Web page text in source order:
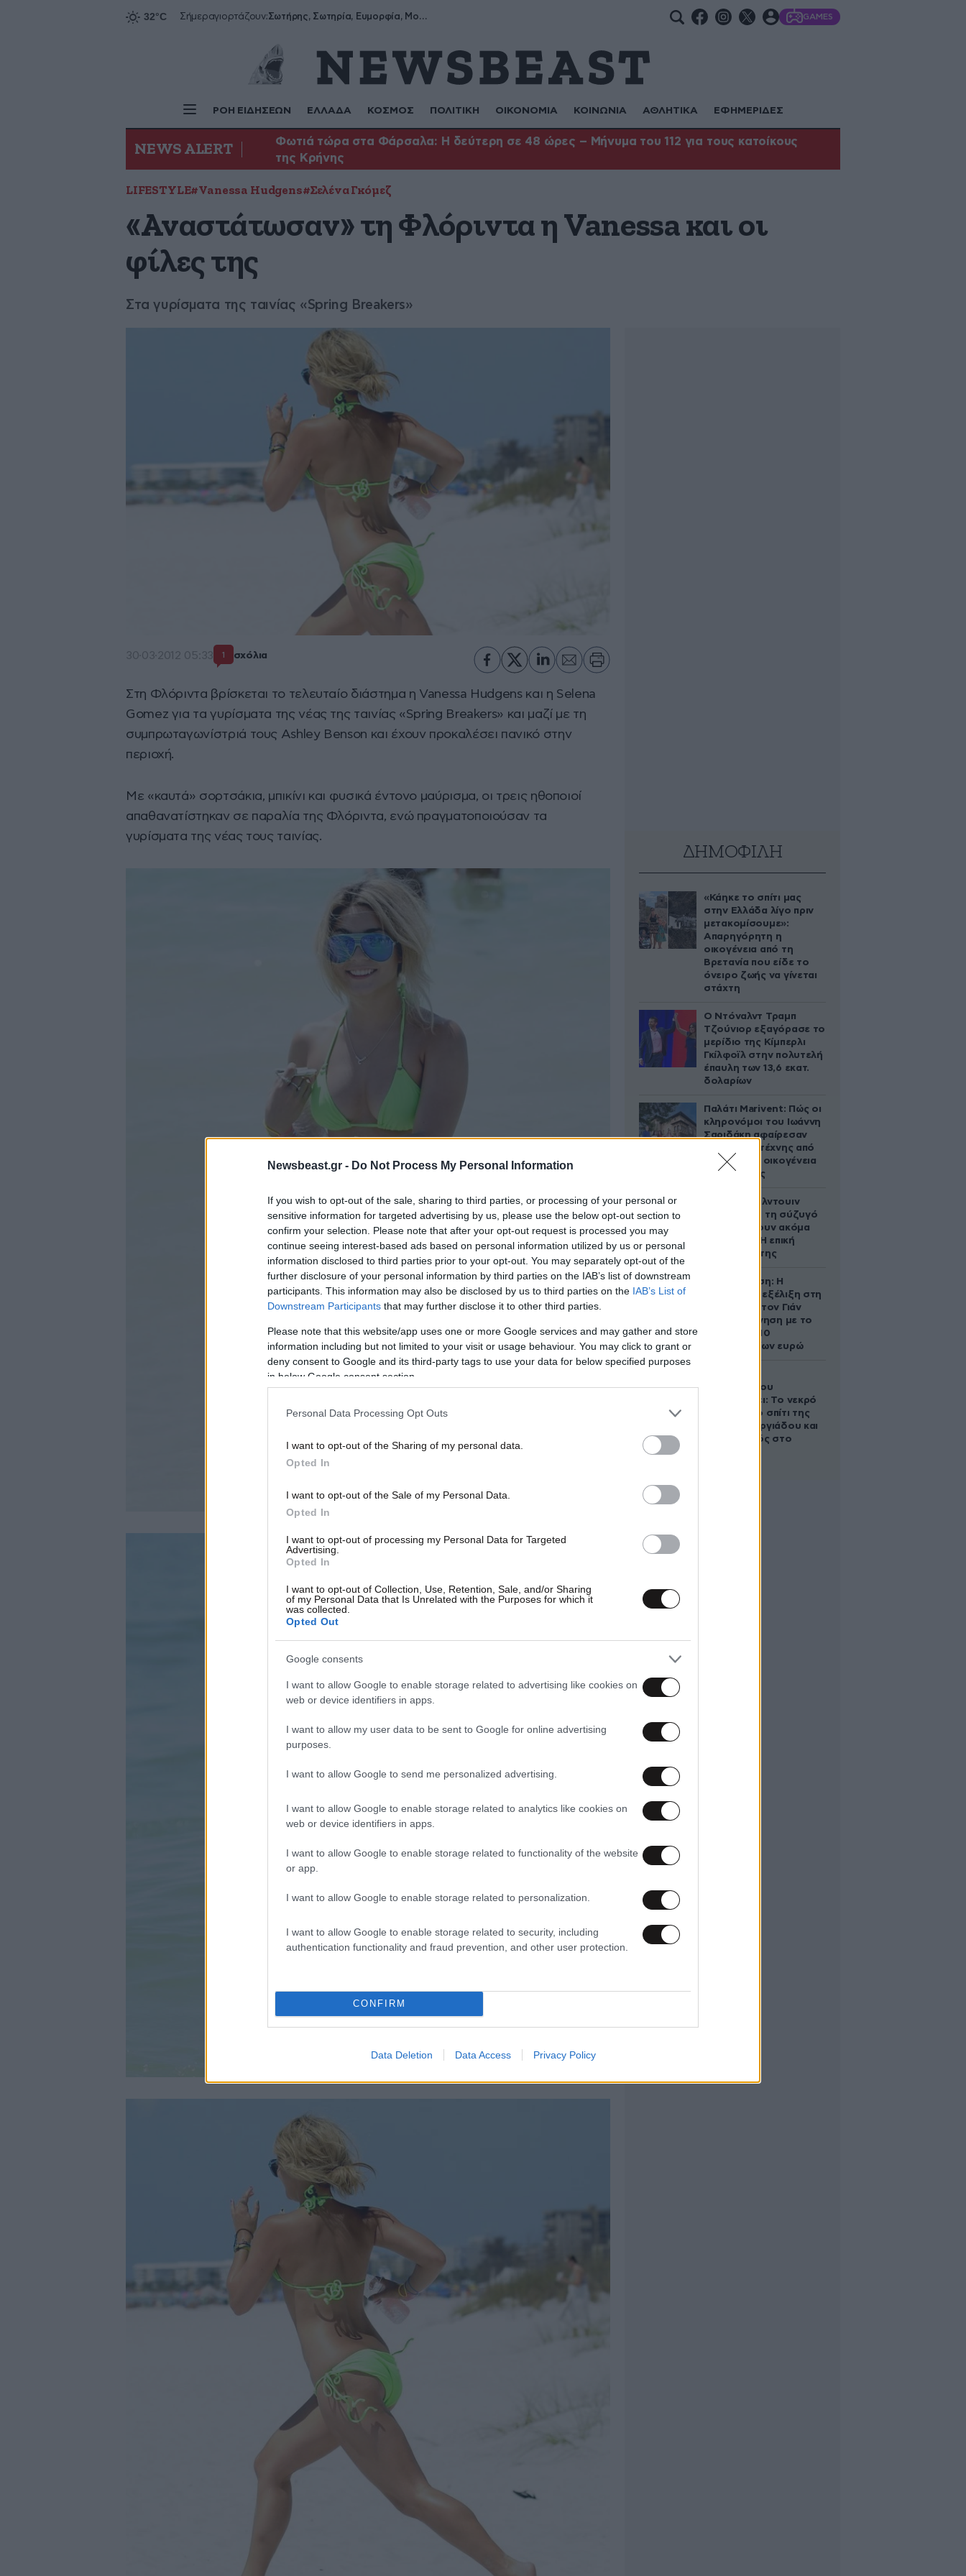
Newsbeast.gr - Do Not Process My Personal Information
If you wish to opt-out of the sale, sharing to third parties, or processing of your personal or
sensitive information for targeted advertising by us, please use the below opt-out section to
confirm your selection. Please note that after your opt-out request is processed you may
continue seeing interest-based ads based on personal information utilized by us or personal
information disclosed to third parties prior to your opt-out. You may separately opt-out of the
further disclosure of your personal information by third parties on the IAB’s list of downstream
participants. This information may also be disclosed by us to third parties on the IAB’s List of
Downstream Participants that may further disclose it to other third parties.
Please note that this website/app uses one or more Google services and may gather and store
information including but not limited to your visit or usage behaviour. You may click to grant or
deny consent to Google and its third-party tags to use your data for below specified purposes
in below Google consent section.
Personal Data Processing Opt Outs
I want to opt-out of the Sharing of my personal data.
Opted In
I want to opt-out of the Sale of my Personal Data.
Opted In
I want to opt-out of processing my Personal Data for Targeted
Advertising.
Opted In
I want to opt-out of Collection, Use, Retention, Sale, and/or Sharing
of my Personal Data that Is Unrelated with the Purposes for which it
was collected.
Opted Out
Google consents
I want to allow Google to enable storage related to advertising like cookies on
web or device identifiers in apps.
I want to allow my user data to be sent to Google for online advertising
purposes.
I want to allow Google to send me personalized advertising.
I want to allow Google to enable storage related to analytics like cookies on
web or device identifiers in apps.
I want to allow Google to enable storage related to functionality of the website
or app.
I want to allow Google to enable storage related to personalization.
I want to allow Google to enable storage related to security, including
authentication functionality and fraud prevention, and other user protection.
CONFIRM
Data Deletion Data Access Privacy Policy
Σήμεραγιορτάζουν: Σωτήρης, Σωτηρία, Ευμορφία, Μορφούλα GAMES
ΡΟΗ ΕΙΔΗΣΕΩΝ ΕΛΛΑΔΑ ΚΟΣΜΟΣ ΠΟΛΙΤΙΚΗ ΟΙΚΟΝΟΜΙΑ ΚΟΙΝΩΝΙΑ ΑΘΛΗΤΙΚΑ ΕΦΗΜΕΡΙΔΕΣ
NEWS ALERT
Φωτιά τώρα στα Φάρσαλα: Η δεύτερη σε 48 ώρες – Μήνυμα του 112 για τους κατοίκους
της Κρήνης
LIFESTYLE#Vanessa Hudgens#Σελένα Γκόμεζ
«Αναστάτωσαν» τη Φλόριντα η Vanessa και οι
φίλες της
Στα γυρίσματα της ταινίας «Spring Breakers»
30·03·2012 05:33 1 σχόλια
Στη Φλόριντα βρίσκεται το τελευταίο διάστημα η Vanessa Hudgens και η Selena
Gomez για τα γυρίσματα της νέας της ταινίας «Spring Breakers» και μαζί με τη
συμπρωταγωνίστριά τους Ashley Benson και έχουν προκαλέσει πανικό στην
περιοχή.
Με «καυτά» σορτσάκια, μπικίνι και φυσικά έντονο μαύρισμα, οι τρεις ηθοποιοί
απαθανατίστηκαν σε παραλία της Φλόριντα, ενώ πραγματοποιούσαν τα
γυρίσματα της νέας τους ταινίας.
ΔΗΜΟΦΙΛΗ
«Κάηκε το σπίτι μας
στην Ελλάδα λίγο πριν
μετακομίσουμε»:
Απαρηγόρητη η
οικογένεια από τη
Βρετανία που είδε το
όνειρο ζωής να γίνεται
στάχτη
Ο Ντόναλντ Τραμπ
Τζούνιορ εξαγόρασε το
μερίδιο της Κίμπερλι
Γκίλφοϊλ στην πολυτελή
έπαυλη των 13,6 εκατ.
δολαρίων
Παλάτι Marivent: Πώς οι
κληρονόμοι του Ιωάννη
Σαριδάκη αφαίρεσαν
1.300 έργα τέχνης από
τη βασιλική οικογένεια
της Ισπανίας
Ο Άλεκ Μπάλντουιν
ζήτησε από τη σύζυγό
του να κάνουν ακόμα
ένα παιδί – Η επική
αντίδρασή της
Αθηνά Ωνάση: Η
απρόσμενη εξέλιξη στη
διαμάχη με τον Γιάν
Τοπς – Η κίνηση με το
άλογο των 10
εκατομμυρίων ευρώ
Τζώρτζογλου
αποκαλύπτει: Το νεκρό
έμβρυο στο σπίτι της
Μαρίας Γεωργιάδου και
ο εγκλεισμός στο